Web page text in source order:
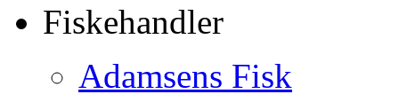
Fiskehandler
Adamsens Fisk